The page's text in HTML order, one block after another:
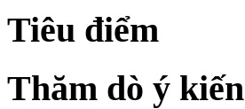
Tiêu điểm
Thăm dò ý kiến